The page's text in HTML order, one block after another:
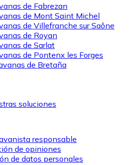
de Fabrezan
de Mont Saint Michel
de Villefranche sur Saône
de Royan
de Sarlat
de Pontenx les Forges
de Bretaña
soluciones
responsable
de opiniones
de datos personales